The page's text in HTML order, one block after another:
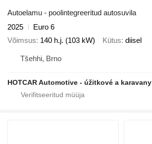
Autoelamu - poolintegreeritud autosuvila
2025
Euro 6
Võimsus 140 h.j. (103 kW) Kütus diisel
Tšehhi, Brno
HOTCAR Automotive - úžitkové a karavany